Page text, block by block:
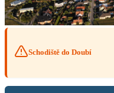
Schodiště do Doubí